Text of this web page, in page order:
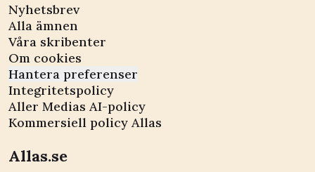
Nyhetsbrev
Alla ämnen
Våra skribenter
Om cookies
Hantera preferenser
Integritetspolicy
Aller Medias AI-policy
Kommersiell policy Allas
Allas.se